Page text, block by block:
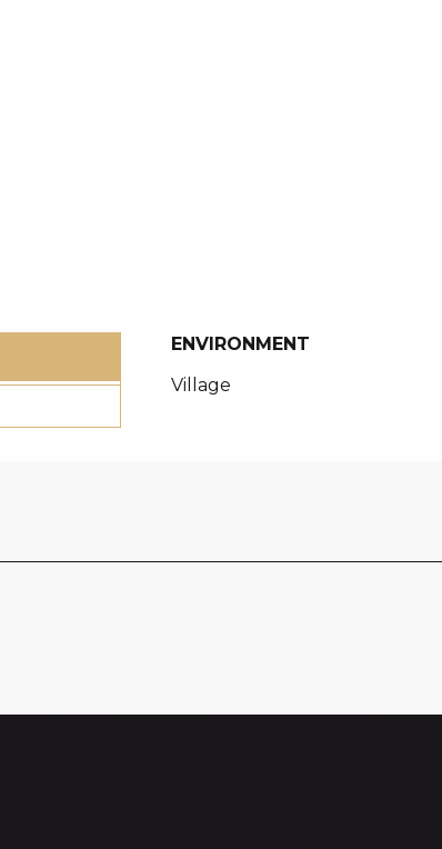
ENVIRONMENT
ENVIRONMENT
Village